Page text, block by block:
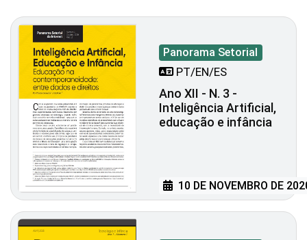
Panorama Setorial
PT/EN/ES
Ano XII - N. 3 -
Inteligência Artificial,
educação e infância
10 DE NOVEMBRO DE